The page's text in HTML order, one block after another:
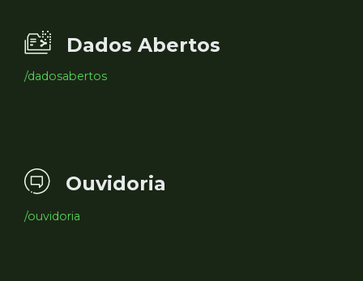
Dados Abertos
/dadosabertos
Ouvidoria
/ouvidoria